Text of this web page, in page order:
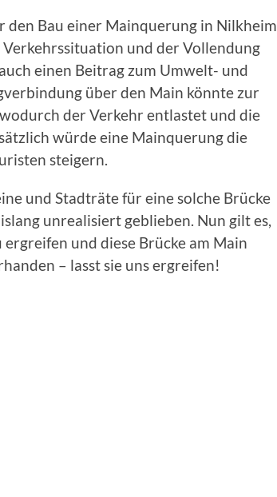
den Bau einer Mainquerung in Nilkheim
und der Vollendung
einen Beitrag zum Umwelt- und
über den Main könnte zur
der Verkehr entlastet und die
würde eine Mainquerung die
steigern.
und Stadträte für eine solche Brücke
unrealisiert geblieben. Nun gilt es,
und diese Brücke am Main
– lasst sie uns ergreifen!